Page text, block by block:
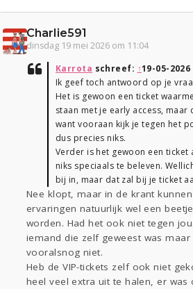
Charlie591
dinsdag 19 mei 2026 om 11:04
Karrota schreef: ↑19-05-2026
Ik geef toch antwoord op je
Het is gewoon een ticket
staan met je early access,
want vooraan kijk je tegen het
dus precies niks.
Verder is het gewoon een ticket
niks speciaals te beleven.
bij in, maar dat zal bij je ticket
Nee klopt, maar in de krant
ervaringen natuurlijk wel een
worden. Had het ook niet tegen
iemand die zelf geweest was maar
vooralsnog niet.
Heb de VIP-tickets zelf ook niet
heel veel extra uit te halen, er was